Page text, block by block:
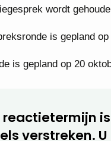
wordt
is gepland
is gepland op 20
reactietermijn is
verstreken.